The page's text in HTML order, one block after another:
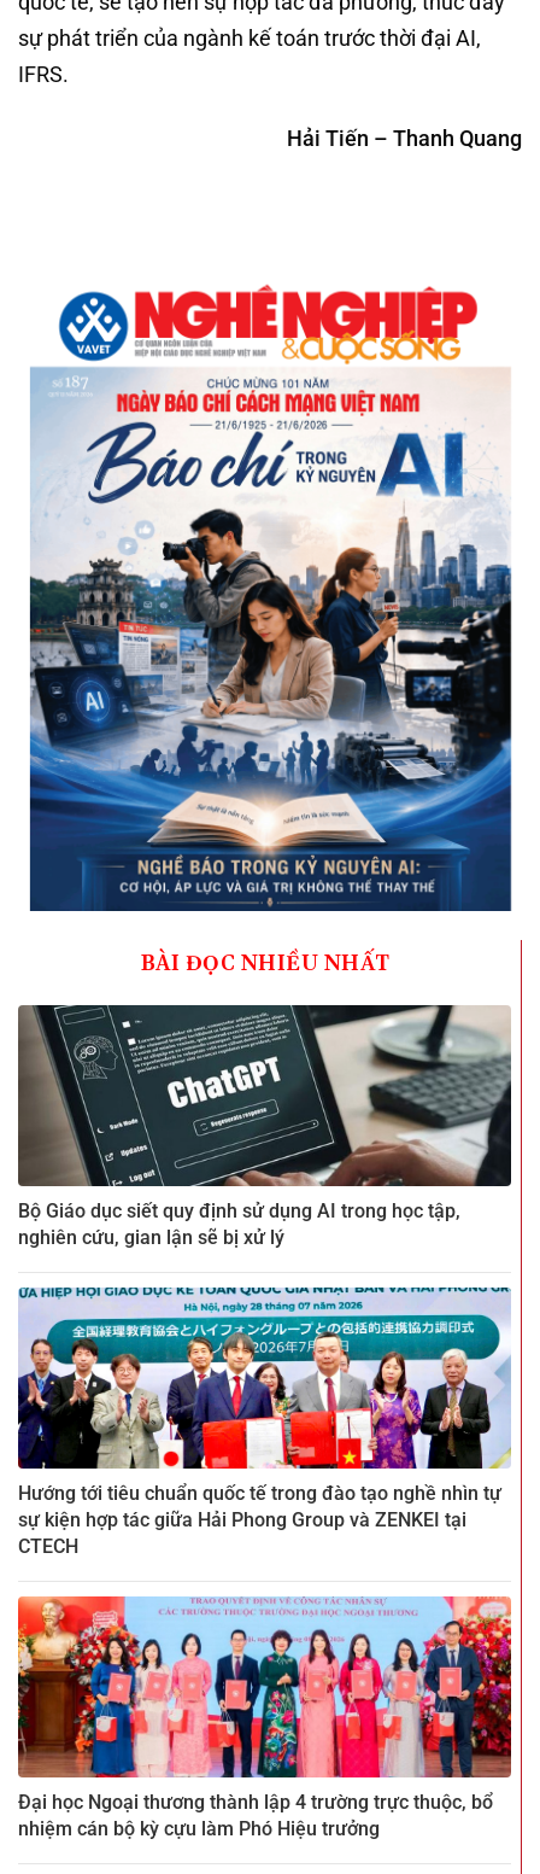
sự phát triển của ngành kế toán trước thời đại AI,
IFRS.
Hải Tiến – Thanh Quang
BÀI ĐỌC NHIỀU NHẤT
Bộ Giáo dục siết quy định sử dụng AI trong học tập,
nghiên cứu, gian lận sẽ bị xử lý
Hướng tới tiêu chuẩn quốc tế trong đào tạo nghề nhìn tự
sự kiện hợp tác giữa Hải Phong Group và ZENKEI tại
CTECH
Đại học Ngoại thương thành lập 4 trường trực thuộc, bổ
nhiệm cán bộ kỳ cựu làm Phó Hiệu trưởng